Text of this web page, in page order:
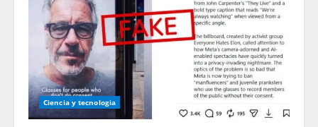
Ciencia y tecnologia